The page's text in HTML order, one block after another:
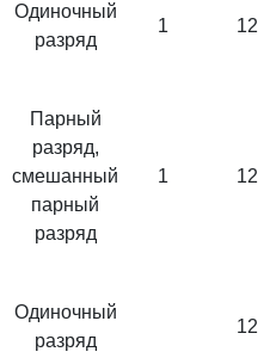
Одиночный
разряд
1 12
Парный
разряд,
смешанный
парный
разряд
1 12
Одиночный
разряд
12